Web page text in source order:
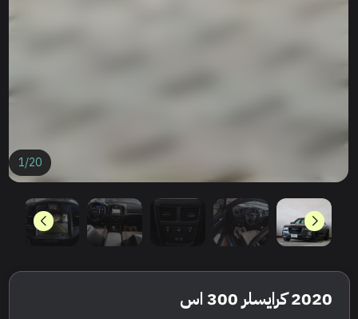
1/20
2020 كرايسلر 300 اس